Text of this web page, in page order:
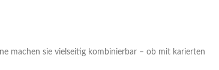
machen sie vielseitig kombinierbar – ob mit karierten